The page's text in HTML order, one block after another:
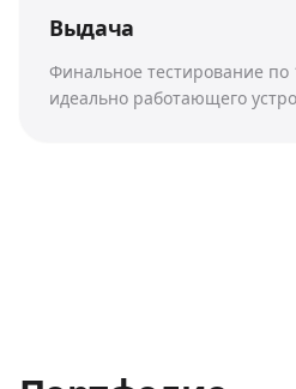
Выдача
Финальное тестирование по
идеально работающего